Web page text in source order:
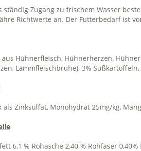
ständig Zugang zu frischem Wasser
Richtwerte an. Der Futterbedarf ist
Hühnerfleisch, Hühnerherzen,
Lammfleischbrühe), 3%
als Zinksulfat, Monohydrat 25mg/kg,
6,1 % Rohasche 2,40 % Rohfaser